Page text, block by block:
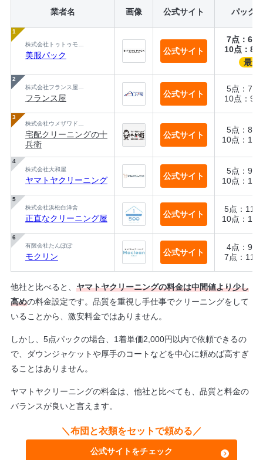
業者名 画像 公式サイト パック
株式会社トゥトゥモロウ
美服パック 公式サイト
7点：
10点：
最安
株式会社フランス屋本部
フランス屋 公式サイト
5点：
10点：
株式会社ウメザワドライ
宅配クリーニングの十
兵衛
公式サイト
5点：
10点：
株式会社大和屋
ヤマトヤクリーニング 公式サイト
5点：
10点：
株式会社浜松白洋舎
正直なクリーニング屋 公式サイト
5点：
10点：
有限会社たんぽぽ
モクリン 公式サイト
4点：
7点：
他社と比べると、 ヤマトヤクリーニングの料金は中間値より少し
高めの料金設定です。品質を重視し手仕事でクリーニングをして
いることから、激安料金ではありません。
しかし、5点パックの場合、1着単価2,000円以内で依頼できるの
で、ダウンジャケットや厚手のコートなどを中心に頼めば高すぎ
ることはありません。
ヤマトヤクリーニングの料金は、他社と比べても、品質と料金の
バランスが良いと言えます。
＼布団と衣類をセットで頼める／
公式サイトをチェック